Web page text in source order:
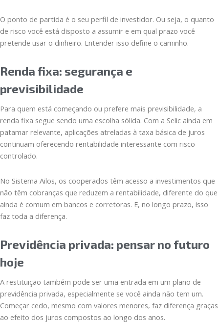
O ponto de partida é o seu perfil de investidor. Ou seja, o quanto
de risco você está disposto a assumir e em qual prazo você
pretende usar o dinheiro. Entender isso define o caminho.
Renda fixa: segurança e
previsibilidade
Para quem está começando ou prefere mais previsibilidade, a
renda fixa segue sendo uma escolha sólida. Com a Selic ainda em
patamar relevante, aplicações atreladas à taxa básica de juros
continuam oferecendo rentabilidade interessante com risco
controlado.
No Sistema Ailos, os cooperados têm acesso a investimentos que
não têm cobranças que reduzem a rentabilidade, diferente do que
ainda é comum em bancos e corretoras. E, no longo prazo, isso
faz toda a diferença.
Previdência privada: pensar no futuro
hoje
A restituição também pode ser uma entrada em um plano de
previdência privada, especialmente se você ainda não tem um.
Começar cedo, mesmo com valores menores, faz diferença graças
ao efeito dos juros compostos ao longo dos anos.